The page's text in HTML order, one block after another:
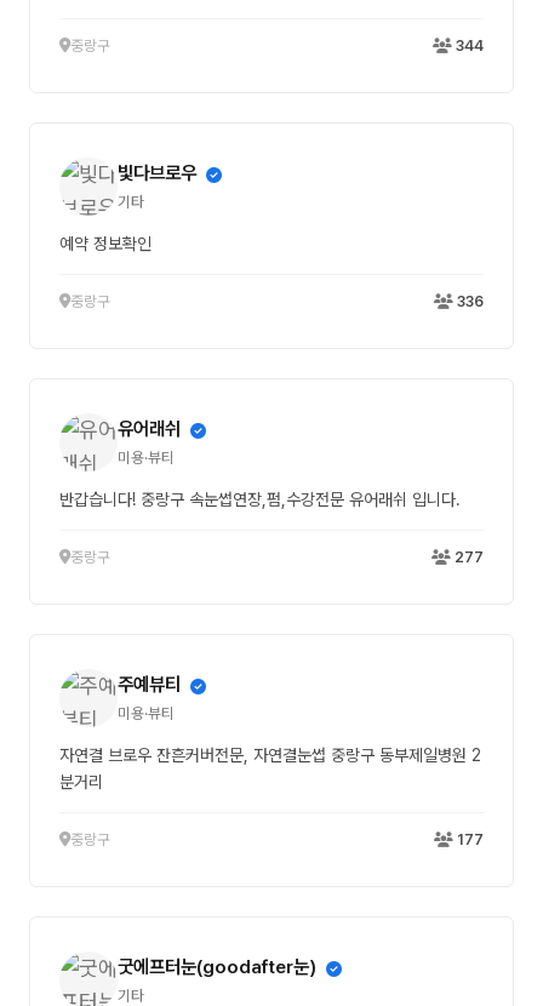
중랑구 344
빛다브로우
기타
예약 정보확인
중랑구 336
유어래쉬
미용·뷰티
반갑습니다! 중랑구 속눈썹연장,펌,수강전문 유어래쉬 입니다.
중랑구 277
주예뷰티
미용·뷰티
자연결 브로우 잔흔커버전문, 자연결눈썹 중랑구 동부제일병원 2
분거리
중랑구 177
굿에프터눈(goodafter눈)
기타